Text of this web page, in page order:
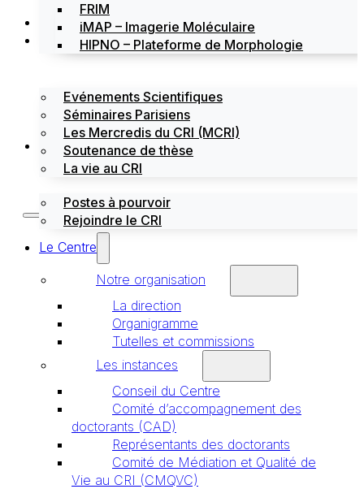
FRIM
iMAP – Imagerie Moléculaire
HIPNO – Plateforme de Morphologie
Actualités
Évènements
Evénements Scientifiques
Séminaires Parisiens
Les Mercredis du CRI (MCRI)
Soutenance de thèse
La vie au CRI
Emploi / stages
Postes à pourvoir
Rejoindre le CRI
Le Centre
Notre organisation
La direction
Organigramme
Tutelles et commissions
Les instances
Conseil du Centre
Comité d’accompagnement des
doctorants (CAD)
Représentants des doctorants
Comité de Médiation et Qualité de
Vie au CRI (CMQVC)